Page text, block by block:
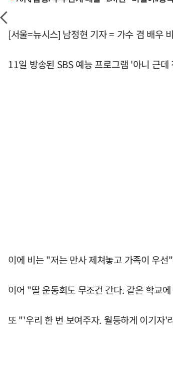
[서울=뉴시스] 남정현 기자 = 가수 겸 배우
11일 방송된 SBS 예능 프로그램 '아니 근
이에 비는 "저는 만사 제쳐놓고 가족이 우선
이어 "딸 운동회도 무조건 간다. 같은 학교
또 "'우리 한 번 보여주자. 월등하게 이기자